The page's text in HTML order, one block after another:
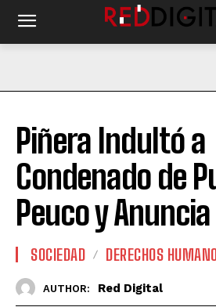
Piñera Indultó a
Condenado de
Peuco y
SOCIEDAD DERECHOS
AUTHOR: Red Digital